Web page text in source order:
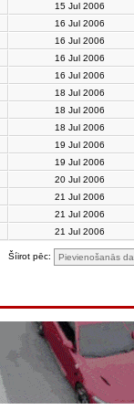
15 Jul 2006
16 Jul 2006
16 Jul 2006
16 Jul 2006
16 Jul 2006
18 Jul 2006
18 Jul 2006
18 Jul 2006
19 Jul 2006
19 Jul 2006
20 Jul 2006
21 Jul 2006
21 Jul 2006
21 Jul 2006
Šíirot pēc: